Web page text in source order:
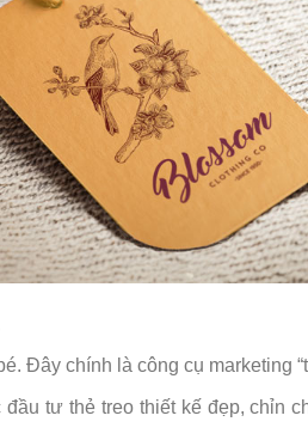
Đây chính là công cụ marketing
tư thẻ treo thiết kế đẹp, chỉn